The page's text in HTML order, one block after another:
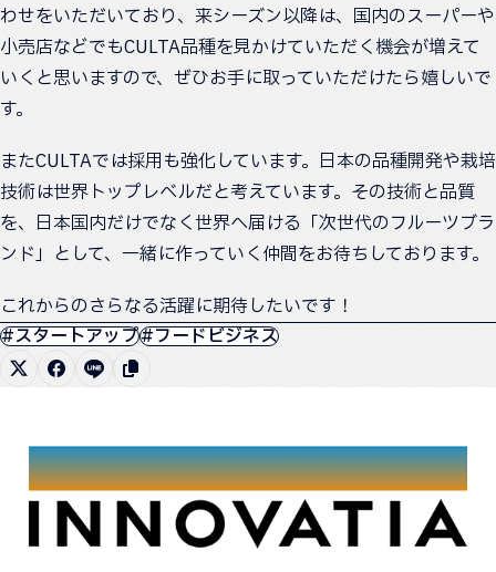
わせをいただいており、来シーズン以降は、国内のスーパーや
小売店などでもCULTA品種を見かけていただく機会が増えて
いくと思いますので、ぜひお手に取っていただけたら嬉しいで
す。
またCULTAでは採用も強化しています。日本の品種開発や栽培
技術は世界トップレベルだと考えています。その技術と品質
を、日本国内だけでなく世界へ届ける「次世代のフルーツブラ
ンド」として、一緒に作っていく仲間をお待ちしております。
これからのさらなる活躍に期待したいです！
#スタートアップ#フードビジネス